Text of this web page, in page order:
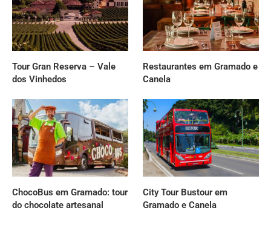
Tour Gran Reserva – Vale
dos Vinhedos
Restaurantes em Gramado e
Canela
ChocoBus em Gramado: tour
do chocolate artesanal
City Tour Bustour em
Gramado e Canela